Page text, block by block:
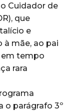
Cuidador de
que
e
à mãe, ao pai
em tempo
rara
o parágrafo 3º